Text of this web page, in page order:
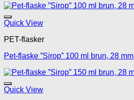
Quick View
PET-flasker
Pet-flaske ”Sirop” 100 ml brun, 28 mm
Quick View